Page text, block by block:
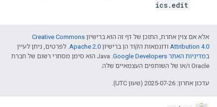
ics.edit
אלא אם צוין אחרת, התוכן של דף זה הוא ברישיון Creative Commons
Attribution 4.0 ודוגמאות הקוד הן ברישיון Apache 2.0. לפרטים, ניתן לעיין
במדיניות האתר Google Developers‏
.‏ Java הוא סימן מסחרי רשום של חברת
Oracle ו/או של השותפים העצמאיים שלה.
עדכון אחרון: 2025-07-26 (שעון UTC).